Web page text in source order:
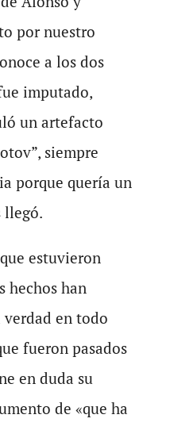
por nuestro
a los dos
imputado,
un artefacto
siempre
porque quería un
llegó.
estuvieron
hechos han
en todo
fueron pasados
en duda su
de «que ha